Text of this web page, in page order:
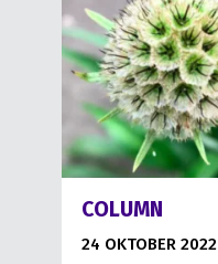
COLUMN
24 OKTOBER 2022